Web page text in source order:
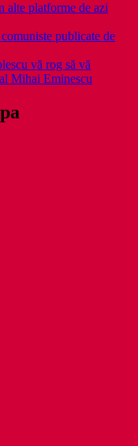
alte platforme de azi
publicate de
vă rog să vă
Mihai Eminescu